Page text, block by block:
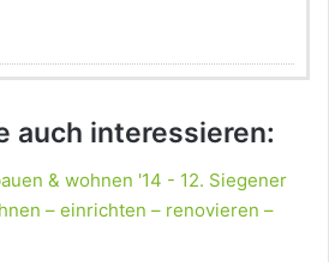
auch interessieren:
& wohnen '14 - 12. Siegener
– einrichten – renovieren –